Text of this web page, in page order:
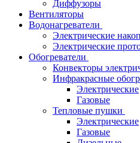
Диффузоры
Вентиляторы
Водонагреватели
Электрические
Электрические
Обогреватели
Конвекторы
Инфракрасные
Электрические
Газовые
Тепловые пушки
Электрические
Газовые